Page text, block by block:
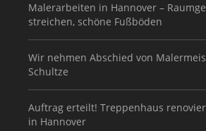
Malerarbeiten in Hannover –
streichen, schöne Fußböden
Wir nehmen Abschied von
Schultze
Auftrag erteilt! Treppenhaus
in Hannover